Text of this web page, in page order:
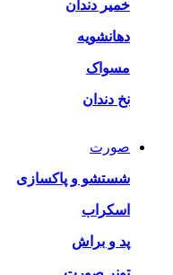
خمیر دندان
دهانشویه
مسواک
نخ دندان
صورت
شستشو و پاکسازی
اسکراب
پد و براش